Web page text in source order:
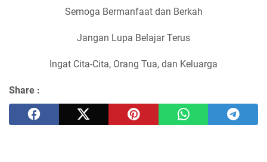
Semoga Bermanfaat dan Berkah
Jangan Lupa Belajar Terus
Ingat Cita-Cita, Orang Tua, dan Keluarga
Share :